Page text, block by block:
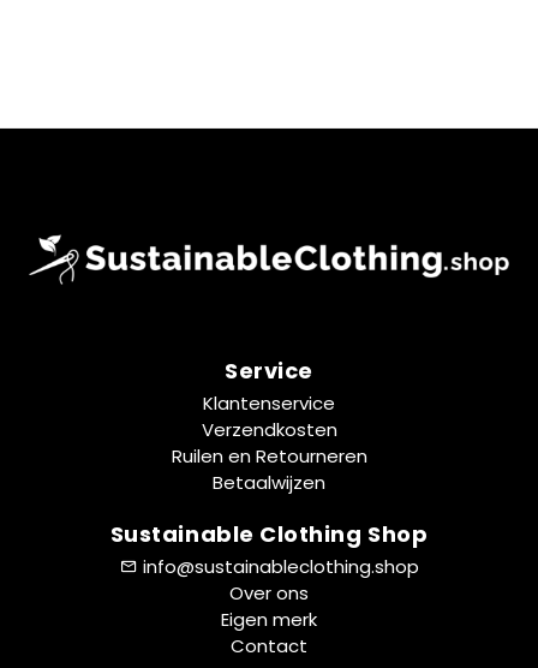
Service
Klantenservice
Verzendkosten
Ruilen en Retourneren
Betaalwijzen
Sustainable Clothing Shop
info@sustainableclothing.shop
Over ons
Eigen merk
Contact